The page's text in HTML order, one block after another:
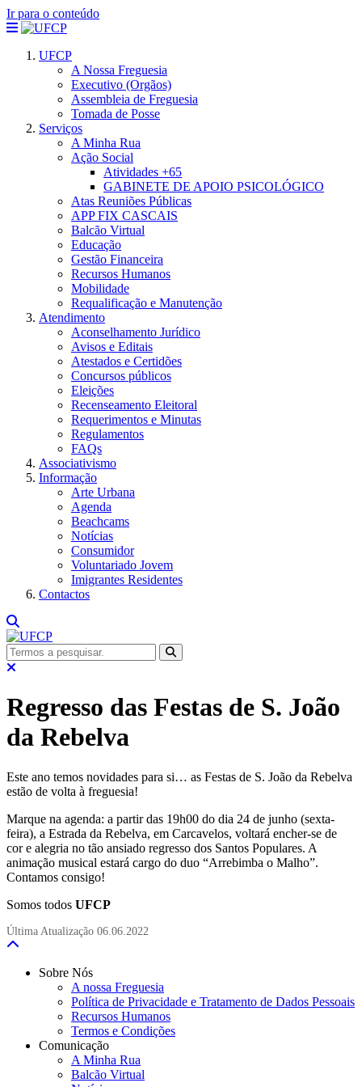
Ir para o conteúdo
UFCP
A Nossa Freguesia
Executivo (Orgãos)
Assembleia de Freguesia
Tomada de Posse
Serviços
A Minha Rua
Ação Social
Atividades +65
GABINETE DE APOIO PSICOLÓGICO
Atas Reuniões Públicas
APP FIX CASCAIS
Balcão Virtual
Educação
Gestão Financeira
Recursos Humanos
Mobilidade
Requalificação e Manutenção
Atendimento
Aconselhamento Jurídico
Avisos e Editais
Atestados e Certidões
Concursos públicos
Eleições
Recenseamento Eleitoral
Requerimentos e Minutas
Regulamentos
FAQs
Associativismo
Informação
Arte Urbana
Agenda
Beachcams
Notícias
Consumidor
Voluntariado Jovem
Imigrantes Residentes
Contactos
Regresso das Festas de S. João
da Rebelva
Este ano temos novidades para si… as Festas de S. João da Rebelva
estão de volta à freguesia!
Marque na agenda: a partir das 19h00 do dia 24 de junho (sexta-
feira), a Estrada da Rebelva, em Carcavelos, voltará encher-se de
cor e alegria no tão ansiado regresso dos Santos Populares. A
animação musical estará cargo do duo “Arrebimba o Malho”.
Contamos consigo!
Somos todos UFCP
Última Atualização 06.06.2022
Sobre Nós
A nossa Freguesia
Política de Privacidade e Tratamento de Dados Pessoais
Recursos Humanos
Termos e Condições
Comunicação
A Minha Rua
Balcão Virtual